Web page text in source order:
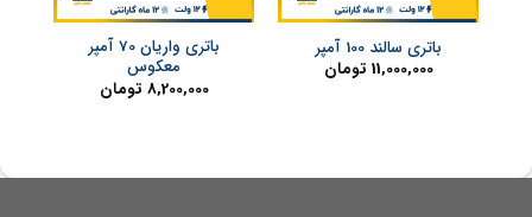
باتری سالند 100 آمپر
11,000,000 تومان
باتری واریان 70 آمپر
معکوس
8,200,000 تومان